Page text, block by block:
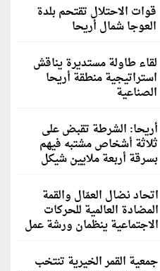
قوات الاحتلال تقتحم بلدة
العوجا شمال أريحا
لقاء طاولة مستديرة يناقش
استراتيجية منطقة أريحا
الصناعية
أريحا: الشرطة تقبض على
ثلاثة أشخاص مشتبه فيهم
بسرقة أربعة ملايين شيكل
اتحاد نضال العمّال والقمة
المضادة العالمية للحركات
الاجتماعية ينظمان ورشة عمل
جمعية القمر الخيرية تنتخب